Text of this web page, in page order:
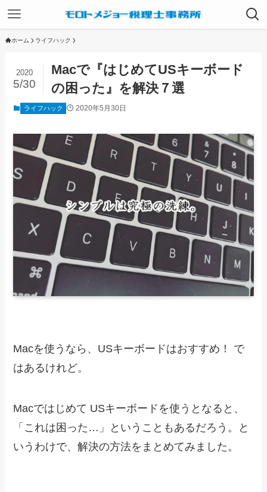
ホーム ライフハック
Macで『はじめてUSキーボード
の困った』を解決７選
2020
5/30
ライフハック 2020年5月30日
Macを使うなら、USキーボードはおすすめ！ で
はあるけれど。
Macではじめて USキーボードを使うとなると、
「これは困った…」ということもあるだろう。と
いうわけで、解決の方法をまとめてみました。